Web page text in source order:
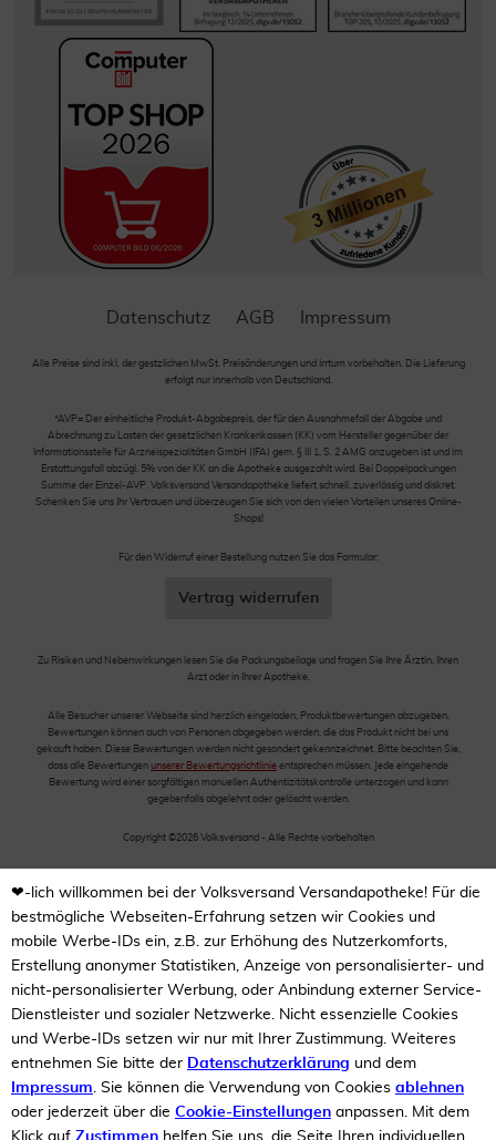
Datenschutz AGB Impressum
Alle Preise sind inkl. der gestzlichen MwSt. Preisänderungen und Irrtum vorbehalten. Die Lieferung
erfolgt nur innerhalb von Deutschland.
*AVP= Der einheitliche Produkt-Abgabepreis, der für den Ausnahmefall der Abgabe und
Abrechnung zu Lasten der gesetzlichen Krankenkassen (KK) vom Hersteller gegenüber der
Informationsstelle für Arzneispezialitäten GmbH (IFA) gem. § III 1, S. 2 AMG anzugeben ist und im
Erstattungsfall abzügl. 5% von der KK an die Apotheke ausgezahlt wird. Bei Doppelpackungen
Summe der Einzel-AVP. Volksversand Versandapotheke liefert schnell, zuverlässig und diskret.
Schenken Sie uns Ihr Vertrauen und überzeugen Sie sich von den vielen Vorteilen unseres Online-
Shops!
Für den Widerruf einer Bestellung nutzen Sie das Formular:
Vertrag widerrufen
Zu Risiken und Nebenwirkungen lesen Sie die Packungsbeilage und fragen Sie Ihre Ärztin, Ihren
Arzt oder in Ihrer Apotheke.
Alle Besucher unserer Webseite sind herzlich eingeladen, Produktbewertungen abzugeben.
Bewertungen können auch von Personen abgegeben werden, die das Produkt nicht bei uns
gekauft haben. Diese Bewertungen werden nicht gesondert gekennzeichnet. Bitte beachten Sie,
dass alle Bewertungen unserer Bewertungsrichtlinie entsprechen müssen. Jede eingehende
Bewertung wird einer sorgfältigen manuellen Authentizitätskontrolle unterzogen und kann
gegebenfalls abgelehnt oder gelöscht werden.
Copyright ©2026 Volksversand - Alle Rechte vorbehalten
❤-lich willkommen bei der Volksversand Versandapotheke! Für die
bestmögliche Webseiten-Erfahrung setzen wir Cookies und
mobile Werbe-IDs ein, z.B. zur Erhöhung des Nutzerkomforts,
Erstellung anonymer Statistiken, Anzeige von personalisierter- und
nicht-personalisierter Werbung, oder Anbindung externer Service-
Dienstleister und sozialer Netzwerke. Nicht essenzielle Cookies
und Werbe-IDs setzen wir nur mit Ihrer Zustimmung. Weiteres
entnehmen Sie bitte der Datenschutzerklärung und dem
Impressum. Sie können die Verwendung von Cookies ablehnen
oder jederzeit über die Cookie-Einstellungen anpassen. Mit dem
Klick auf Zustimmen helfen Sie uns, die Seite Ihren individuellen